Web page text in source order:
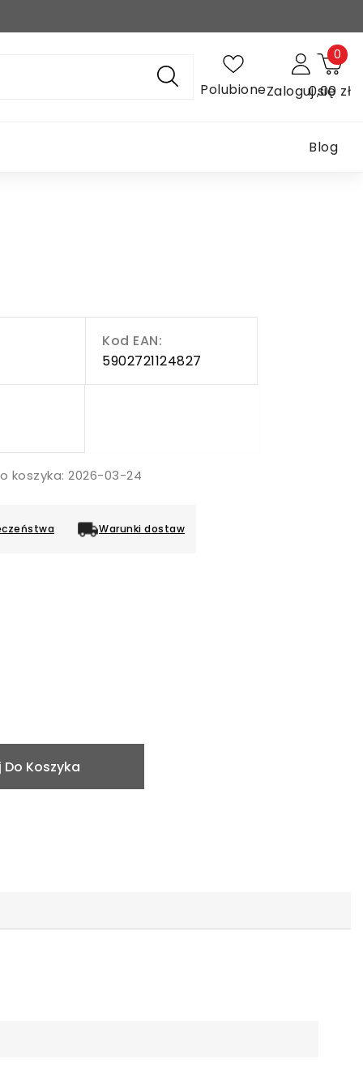
PolubioneZaloguj się
0,00 zł
0
Blog
Kod EAN:
5902721124827
koszyka: 2026-03-24
Warunki dostaw
Koszyka